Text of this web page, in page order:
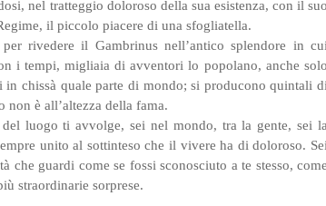
nel tratteggio doloroso della sua esistenza, con il suo
il piccolo piacere di una sfogliatella.
rivedere il Gambrinus nell’antico splendore in cui
i tempi, migliaia di avventori lo popolano, anche solo
chissà quale parte di mondo; si producono quintali di
è all’altezza della fama.
luogo ti avvolge, sei nel mondo, tra la gente, sei la
unito al sottinteso che il vivere ha di doloroso. Sei
guardi come se fossi sconosciuto a te stesso, come
straordinarie sorprese.